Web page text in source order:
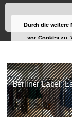
Berliner Label:
Durch die weitere
von Cookies zu.